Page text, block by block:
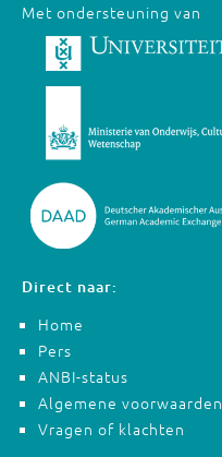
Met ondersteuning van
Direct naar:
Home
Pers
ANBI-status
Algemene voorwaarden
Vragen of klachten